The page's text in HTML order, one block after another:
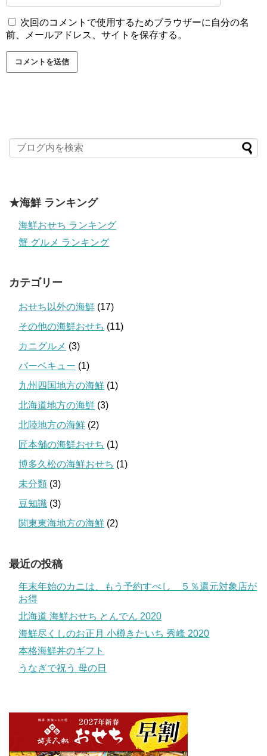
次回のコメントで使用するためブラウザーに自分の名
前、メールアドレス、サイトを保存する。
★海鮮 ランキング
海鮮おせち ランキング
蟹 グルメ ランキング
カテゴリー
おせち以外の海鮮 (17)
その他の海鮮おせち (11)
カニグルメ (3)
バーベキュー (1)
九州四国地方の海鮮 (1)
北海道地方の海鮮 (3)
北陸地方の海鮮 (2)
匠本舗の海鮮おせち (1)
博多久松の海鮮おせち (1)
未分類 (3)
豆知識 (3)
関東東海地方の海鮮 (2)
最近の投稿
年末年始のカニは、もう予約すべし ５％還元対象店が
お得
北海道 海鮮おせち とんでん 2020
海鮮尽くしのお正月 小樽きたいち 秀峰 2020
本格海鮮丼のギフト
うなぎで祝う 母の日